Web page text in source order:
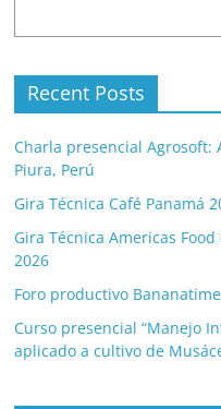
Recent Posts
Charla presencial Agrosoft:
Piura, Perú
Gira Técnica Café Panamá
Gira Técnica Americas
2026
Foro productivo
Curso presencial “Manejo
aplicado a cultivo de